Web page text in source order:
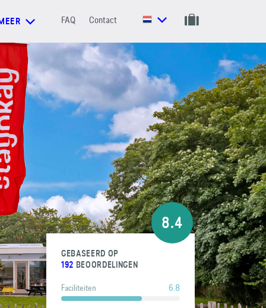
FAQ Contact
8.4
GEBASEERD OP
192 BEOORDELINGEN
Faciliteiten 6.8